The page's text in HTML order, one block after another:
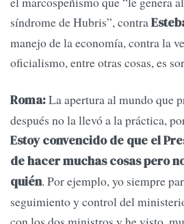
síndrome de Hubris”, contra
manejo de la economía, contra la
oficialismo, entre otras cosas, es
Roma:La apertura al mundo que
después no la llevó a la práctica,
Estoy convencido de que el
de hacer muchas cosas pero
quién. Por ejemplo, yo siempre
seguimiento y control del